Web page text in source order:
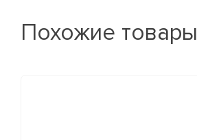
Похожие товары